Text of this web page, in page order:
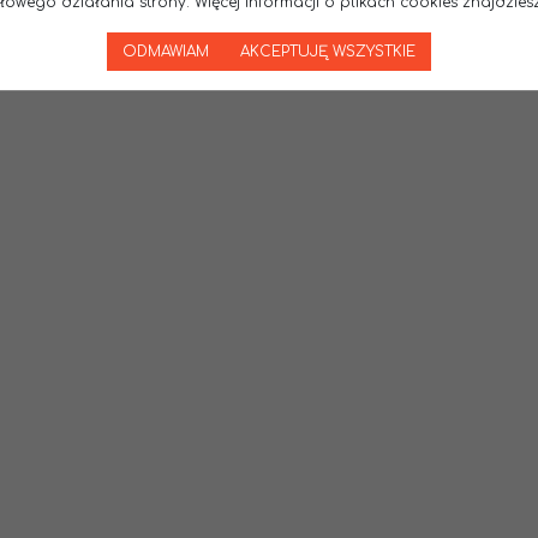
ODMAWIAM AKCEPTUJĘ WSZYSTKIE